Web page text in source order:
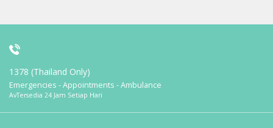
1378 (Thailand Only)
Emergencies - Appointments - Ambulance
AvTersedia 24 Jam Setiap Hari